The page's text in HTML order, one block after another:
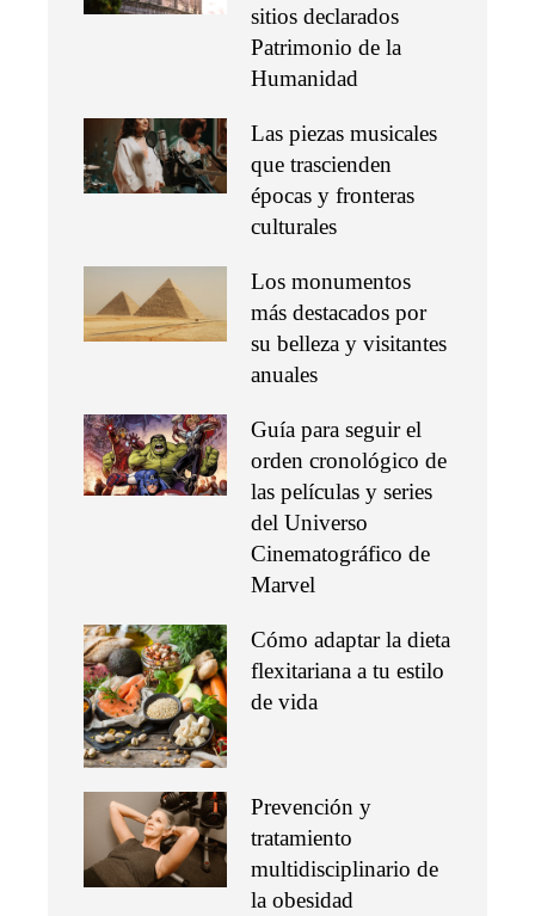
sitios declarados
Patrimonio de la
Humanidad
Las piezas musicales
que trascienden
épocas y fronteras
culturales
Los monumentos
más destacados por
su belleza y visitantes
anuales
Guía para seguir el
orden cronológico de
las películas y series
del Universo
Cinematográfico de
Marvel
Cómo adaptar la dieta
flexitariana a tu estilo
de vida
Prevención y
tratamiento
multidisciplinario de
la obesidad